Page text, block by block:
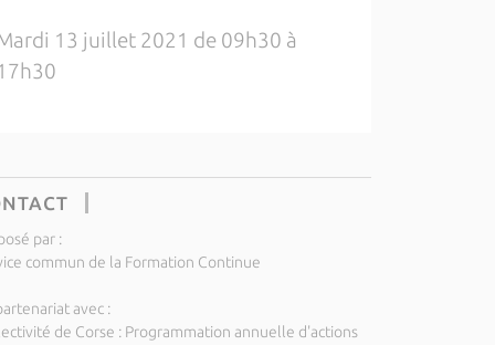
13 juillet 2021 de 09h30 à
par :
commun de la Formation Continue
avec :
de Corse : Programmation annuelle d'actions